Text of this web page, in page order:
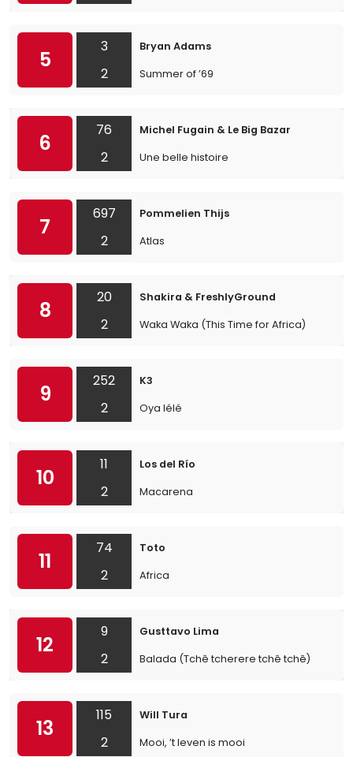
5
3
2
Bryan Adams
Summer of ’69
6
76
2
Michel Fugain & Le Big Bazar
Une belle histoire
7
697
2
Pommelien Thijs
Atlas
8
20
2
Shakira & FreshlyGround
Waka Waka (This Time for Africa)
9
252
2
K3
Oya lélé
10
11
2
Los del Río
Macarena
11
74
2
Toto
Africa
12
9
2
Gusttavo Lima
Balada (Tchê tcherere tchê tchê)
13
115
2
Will Tura
Mooi, ’t leven is mooi